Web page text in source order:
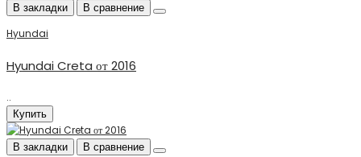
В закладки В сравнение
Hyundai
Hyundai Creta от 2016
..
Купить
В закладки В сравнение